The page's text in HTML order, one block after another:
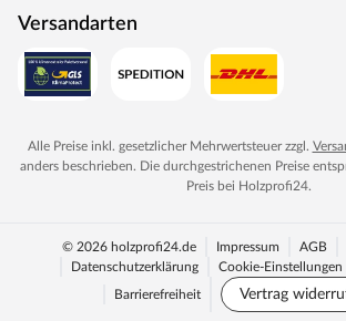
Versandarten
Alle Preise inkl. gesetzlicher Mehrwertsteuer zzgl.
anders beschrieben. Die durchgestrichenen Preise
Preis bei Holzprofi24.
© 2026 holzprofi24.de Impressum AGB
Datenschutzerklärung
Cookie-Einstellungen
Barrierefreiheit Vertrag